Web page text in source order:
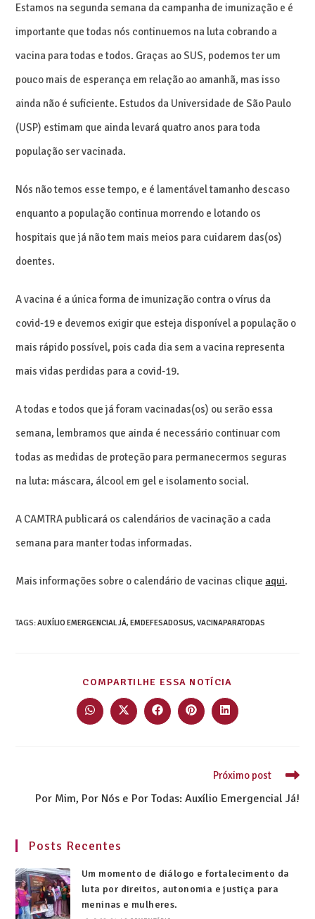
Estamos na segunda semana da campanha de imunização e é
importante que todas nós continuemos na luta cobrando a
vacina para todas e todos. Graças ao SUS, podemos ter um
pouco mais de esperança em relação ao amanhã, mas isso
ainda não é suficiente. Estudos da Universidade de São Paulo
(USP) estimam que ainda levará quatro anos para toda
população ser vacinada.
Nós não temos esse tempo, e é lamentável tamanho descaso
enquanto a população continua morrendo e lotando os
hospitais que já não tem mais meios para cuidarem das(os)
doentes.
A vacina é a única forma de imunização contra o vírus da
covid-19 e devemos exigir que esteja disponível a população o
mais rápido possível, pois cada dia sem a vacina representa
mais vidas perdidas para a covid-19.
A todas e todos que já foram vacinadas(os) ou serão essa
semana, lembramos que ainda é necessário continuar com
todas as medidas de proteção para permanecermos seguras
na luta: máscara, álcool em gel e isolamento social.
A CAMTRA publicará os calendários de vacinação a cada
semana para manter todas informadas.
Mais informações sobre o calendário de vacinas clique aqui.
TAGS:AUXÍLIO EMERGENCIAL JÁ, EMDEFESADOSUS, VACINAPARATODAS
COMPARTILHE ESSA NOTÍCIA
Próximo post
Por Mim, Por Nós e Por Todas: Auxílio Emergencial Já!
Posts Recentes
Um momento de diálogo e fortalecimento da
luta por direitos, autonomia e justiça para
meninas e mulheres.